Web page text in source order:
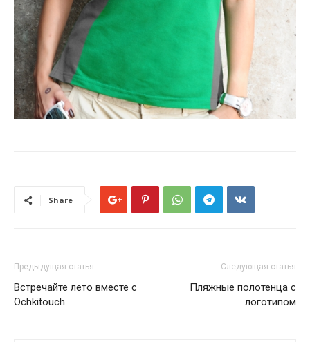
Share
Предыдущая статья
Встречайте лето вместе с
Ochkitouch
Следующая статья
Пляжные полотенца с
логотипом